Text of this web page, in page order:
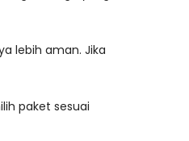
lebih aman. Jika
paket sesuai